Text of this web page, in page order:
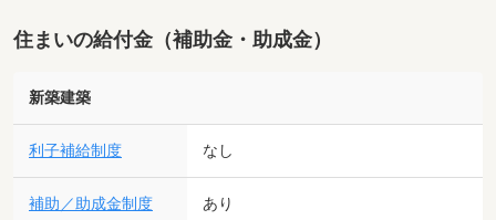
住まいの給付金（補助金・助成金）
新築建築
利子補給制度 なし
補助／助成金制度 あり